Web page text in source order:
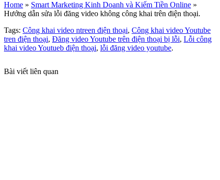
Home » Smart Marketing Kinh Doanh và Kiếm Tiền Online »
Hướng dẫn sửa lỗi đăng video không công khai trên điện thoại.
Tags: Công khai video ntreen điện thoại, Công khai video Youtube
tren điện thoại, Đăng video Youtube trên điện thoại bị lỗi, Lỗi công
khai video Youtueb điện thoại, lỗi đăng video youtube.
Bài viết liên quan